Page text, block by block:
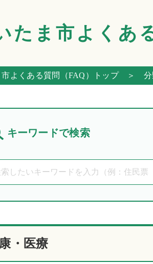
たま市 よくあ
市よくある質問（FAQ）トップ＞ 分
キーワードで検索
・医療